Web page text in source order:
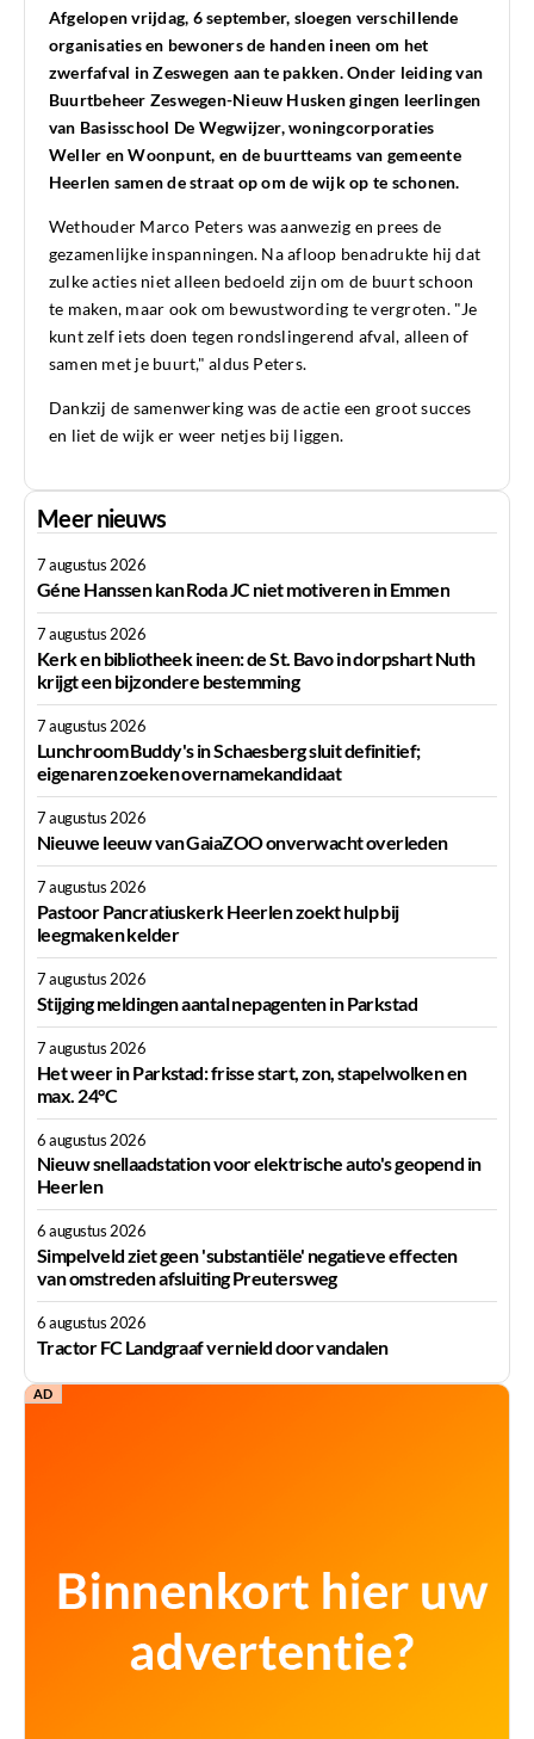
Afgelopen vrijdag, 6 september, sloegen verschillende
organisaties en bewoners de handen ineen om het
zwerfafval in Zeswegen aan te pakken. Onder leiding van
Buurtbeheer Zeswegen-Nieuw Husken gingen leerlingen
van Basisschool De Wegwijzer, woningcorporaties
Weller en Woonpunt, en de buurtteams van gemeente
Heerlen samen de straat op om de wijk op te schonen.
Wethouder Marco Peters was aanwezig en prees de
gezamenlijke inspanningen. Na afloop benadrukte hij dat
zulke acties niet alleen bedoeld zijn om de buurt schoon
te maken, maar ook om bewustwording te vergroten. "Je
kunt zelf iets doen tegen rondslingerend afval, alleen of
samen met je buurt," aldus Peters.
Dankzij de samenwerking was de actie een groot succes
en liet de wijk er weer netjes bij liggen.
Meer nieuws
7 augustus 2026
Géne Hanssen kan Roda JC niet motiveren in Emmen
7 augustus 2026
Kerk en bibliotheek ineen: de St. Bavo in dorpshart Nuth
krijgt een bijzondere bestemming
7 augustus 2026
Lunchroom Buddy's in Schaesberg sluit definitief;
eigenaren zoeken overnamekandidaat
7 augustus 2026
Nieuwe leeuw van GaiaZOO onverwacht overleden
7 augustus 2026
Pastoor Pancratiuskerk Heerlen zoekt hulp bij
leegmaken kelder
7 augustus 2026
Stijging meldingen aantal nepagenten in Parkstad
7 augustus 2026
Het weer in Parkstad: frisse start, zon, stapelwolken en
max. 24°C
6 augustus 2026
Nieuw snellaadstation voor elektrische auto's geopend in
Heerlen
6 augustus 2026
Simpelveld ziet geen 'substantiële' negatieve effecten
van omstreden afsluiting Preutersweg
6 augustus 2026
Tractor FC Landgraaf vernield door vandalen
AD